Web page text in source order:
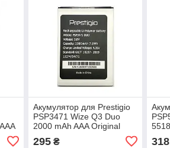
Акумулятор для Prestigio
PSP3471 Wize Q3 Duo
2000 mAh AAA Original
295₴ 318